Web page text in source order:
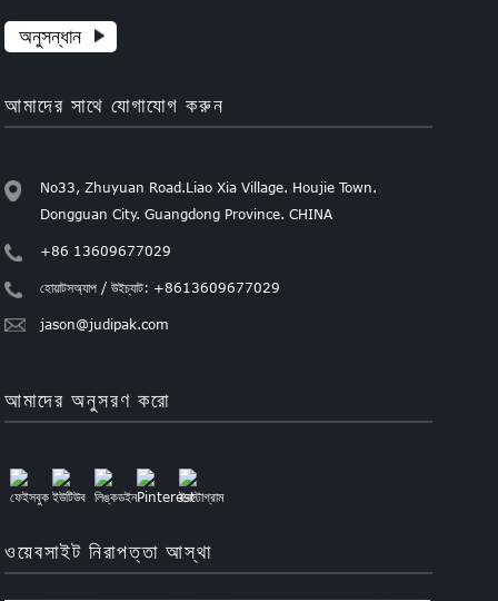
অনুসন্ধান
আমাদের সাথে যোগাযোগ করুন
No33, Zhuyuan Road.Liao Xia Village. Houjie Town.
Dongguan City. Guangdong Province. CHINA
+86 13609677029
হোয়াটসঅ্যাপ / উইচ্যাট: +8613609677029
jason@judipak.com
আমাদের অনুসরণ করো
ওয়েবসাইট নিরাপত্তা আস্থা